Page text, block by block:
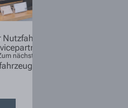
nächstmöglichen Zeitpunkt